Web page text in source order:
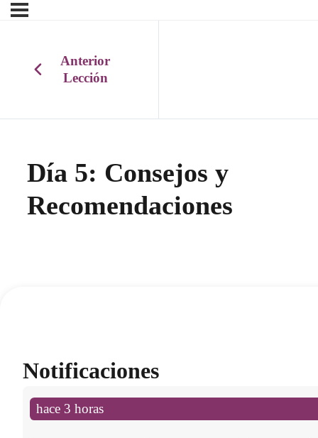
Anterior
Lección
Día 5: Consejos y
Recomendaciones
Notificaciones
hace 3 horas